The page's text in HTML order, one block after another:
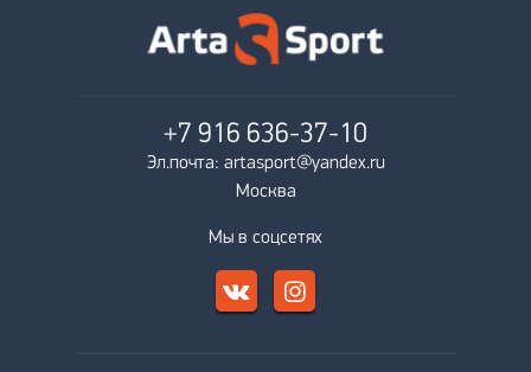
+7 916 636-37-10
Эл.почта: artasport@yandex.ru
Москва
Мы в соцсетях